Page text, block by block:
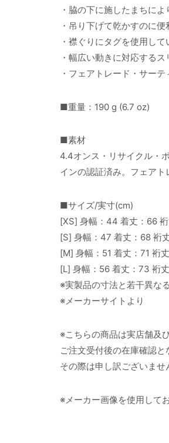
・脇の下に施したまちに
・吊り下げて乾かすのに便
・襟ぐりにタグを使用し
・幅広い動きに対応する
・フェアトレード・サー
■重量：190 g (6.7 oz)
■素材
4.4オンス・リサイクル・
インの認証済み。フェア
■サイズ/実寸(cm)
[XS] 身幅：44 着丈：66
[S] 身幅：47 着丈：68 裄
[M] 身幅：51 着丈：71 裄
[L] 身幅：56 着丈：73 裄
※実製品の寸法と若干異な
※メーカーサイトより
※こちらの商品は実店舗及
ご注文受付後の在庫確認と
その際は申し訳ございませ
※メーカー画像を使用して